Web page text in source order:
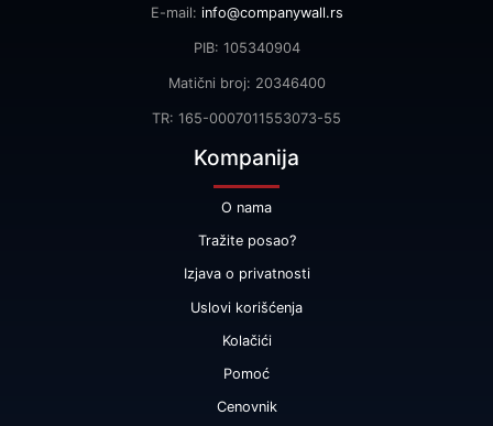
E-mail: info@companywall.rs
PIB: 105340904
Matični broj: 20346400
TR: 165-0007011553073-55
Kompanija
O nama
Tražite posao?
Izjava o privatnosti
Uslovi korišćenja
Kolačići
Pomoć
Cenovnik